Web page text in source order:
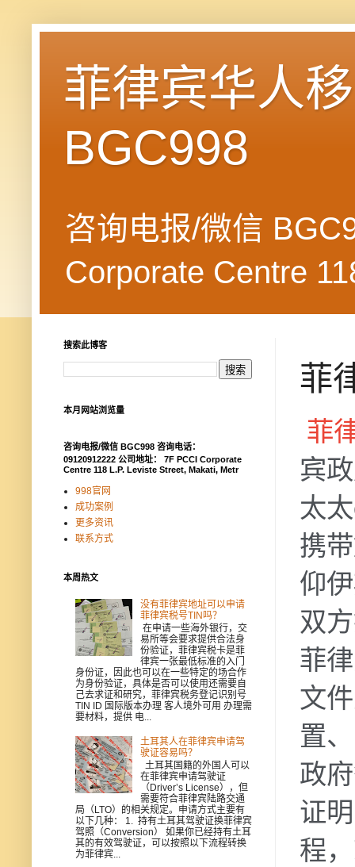
菲律宾华人
BGC998
咨询电报/微信
Corporate Centre
菲
菲
宾
太
携
仰
双
菲
文
置
政
证
程
搜索此博客
本月网站浏览量
咨询电报/微信 BGC998 咨询电话：
09120912222 公司地址： 7F PCCI Corporate
Centre 118 L.P. Leviste Street, Makati, Metr
998官网
成功案例
更多资讯
联系方式
本周热文
没有菲律宾地址可以申请
菲律宾税号TIN吗？
在申请一些海外银行，交
易所等会要求提供合法身
份验证，菲律宾税卡是菲
律宾一张最低标准的入门
身份证，因此也可以在一些特定的场合作
为身份验证，具体是否可以使用还需要自
己去求证和研究，菲律宾税务登记识别号
TIN ID 国际版本办理 客人境外可用 办理需
要材料，提供 电...
土耳其人在菲律宾申请驾
驶证容易吗？
土耳其国籍的外国人可以
在菲律宾申请驾驶证
（Driver’s License），但
需要符合菲律宾陆路交通
局（LTO）的相关规定。申请方式主要有
以下几种： 1. 持有土耳其驾驶证换菲律宾
驾照（Conversion） 如果你已经持有土耳
其的有效驾驶证，可以按照以下流程转换
为菲律宾...